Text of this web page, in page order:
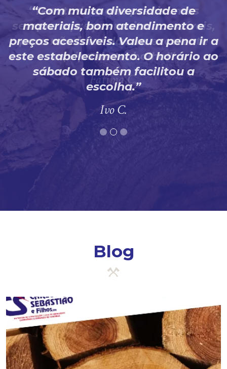
Com muita diversidade de
materiais, bom atendimento e
preços acessíveis. Valeu a pena ir a
este estabelecimento. O horário ao
sábado também facilitou a
escolha.
Ivo C.
Blog